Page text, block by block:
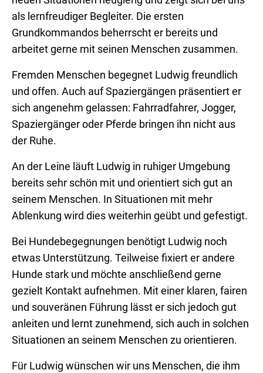
als lernfreudiger Begleiter. Die ersten
Grundkommandos beherrscht er bereits und
arbeitet gerne mit seinen Menschen zusammen.
Fremden Menschen begegnet Ludwig freundlich
und offen. Auch auf Spaziergängen präsentiert er
sich angenehm gelassen: Fahrradfahrer, Jogger,
Spaziergänger oder Pferde bringen ihn nicht aus
der Ruhe.
An der Leine läuft Ludwig in ruhiger Umgebung
bereits sehr schön mit und orientiert sich gut an
seinem Menschen. In Situationen mit mehr
Ablenkung wird dies weiterhin geübt und gefestigt.
Bei Hundebegegnungen benötigt Ludwig noch
etwas Unterstützung. Teilweise fixiert er andere
Hunde stark und möchte anschließend gerne
gezielt Kontakt aufnehmen. Mit einer klaren, fairen
und souveränen Führung lässt er sich jedoch gut
anleiten und lernt zunehmend, sich auch in solchen
Situationen an seinem Menschen zu orientieren.
Für Ludwig wünschen wir uns Menschen, die ihm